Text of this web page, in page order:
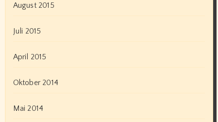
August 2015
Juli 2015
April 2015
Oktober 2014
Mai 2014